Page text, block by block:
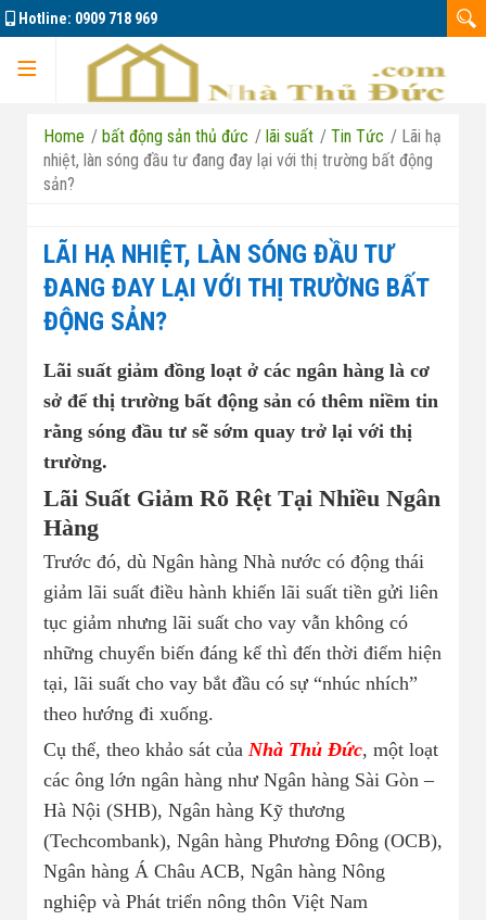
Hotline: 0909 718 969
Trang chủ
Dự án
Marine City
Đông Tăng Long
Căn hộ La Pura
Nhà đất bán 01
Nhà đất bán 02
Nhà đất bán 03
Home / bất động sản thủ đức / lãi suất / Tin Tức / Lãi hạ
nhiệt, làn sóng đầu tư đang đay lại với thị trường bất động
sản?
LÃI HẠ NHIỆT, LÀN SÓNG ĐẦU TƯ
ĐANG ĐAY LẠI VỚI THỊ TRƯỜNG BẤT
ĐỘNG SẢN?
Lãi suất giảm đồng loạt ở các ngân hàng là cơ
sở để thị trường bất động sản có thêm niềm tin
rằng sóng đầu tư sẽ sớm quay trở lại với thị
trường.
Lãi Suất Giảm Rõ Rệt Tại Nhiều Ngân
Hàng
Trước đó, dù Ngân hàng Nhà nước có động thái
giảm lãi suất điều hành khiến lãi suất tiền gửi liên
tục giảm nhưng lãi suất cho vay vẫn không có
những chuyển biến đáng kể thì đến thời điểm hiện
tại, lãi suất cho vay bắt đầu có sự “nhúc nhích”
theo hướng đi xuống.
Cụ thể, theo khảo sát của Nhà Thủ Đức, một loạt
các ông lớn ngân hàng như Ngân hàng Sài Gòn –
Hà Nội (SHB), Ngân hàng Kỹ thương
(Techcombank), Ngân hàng Phương Đông (OCB),
Ngân hàng Á Châu ACB, Ngân hàng Nông
nghiệp và Phát triển nông thôn Việt Nam